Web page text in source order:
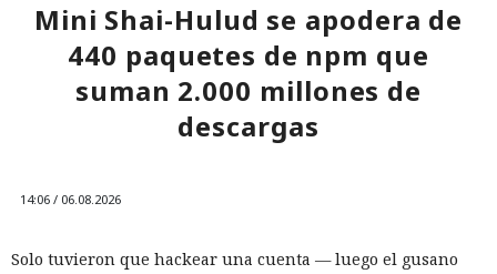
Mini Shai-Hulud se apodera de
440 paquetes de npm que
suman 2.000 millones de
descargas
14:06 / 06.08.2026
Solo tuvieron que hackear una cuenta — luego el gusano